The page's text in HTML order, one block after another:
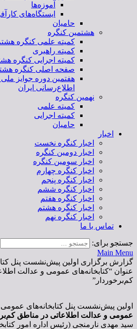
آموزه‌ها
ایستگاه‌های
حامیان
هشتمین کنگره
کمیته علمی کنگره
کمیته راهبری
کمیته اجرایی کنگره
صفحه اصلی کنگره
هفتمین دوره جوایز ملی
اطلاع‌رسانی ایران
نهمین کنگره
کمیته علمی
کمیته اجرایی
حامیان
اخبار
اخبار کنگره نخست
اخبار دومین کنگره
اخبار سومین کنگره
اخبار کنگره چهارم
اخبار کنگره پنجم
اخبار کنگره ششم
اخبار کنگره هفتم
اخبار کنگره هشتم
اخبار کنگره نهم
تماس با ما
جستجو برای:
Main Menu
گزارش برگزاری اولین پیش‌نشست پنل
عنوان “کتابخانه‌های عمومی و عدالت
کم‌برخوردار”
اولین پیش‌نشست پنل کتابخانه‌های عمومی
عمومی و عدالت اطلاعاتی در مناطق
سید مهدی نارمنجی (رئیس اداره امور